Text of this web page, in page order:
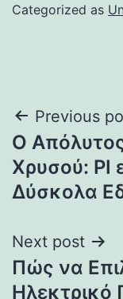
Categorized as
Post
Previous
Ο
Χρυσού: PI
Δύσκολα
Next post
Πώς να
Ηλεκτρικό